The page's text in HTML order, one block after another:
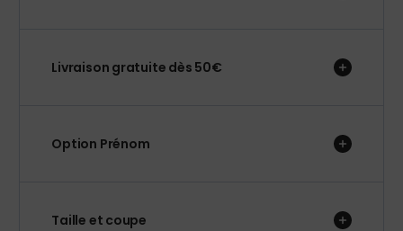
Livraison gratuite dès 50€
Option Prénom
Taille et coupe